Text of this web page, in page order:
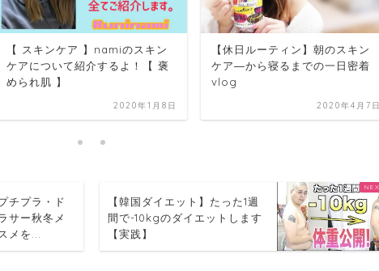
【 スキンケア 】namiのスキン
ケアについて紹介するよ！【 褒
められ肌 】
2020年1月8日
【休日ルーティン】朝のスキン
ケア―から寝るまでの一日密着
vlog
2020年4月7日
チプラ・ド
サー秋冬メ
メを...
【韓国ダイエット】たった1週
間で-10kgのダイエットします
【実践】